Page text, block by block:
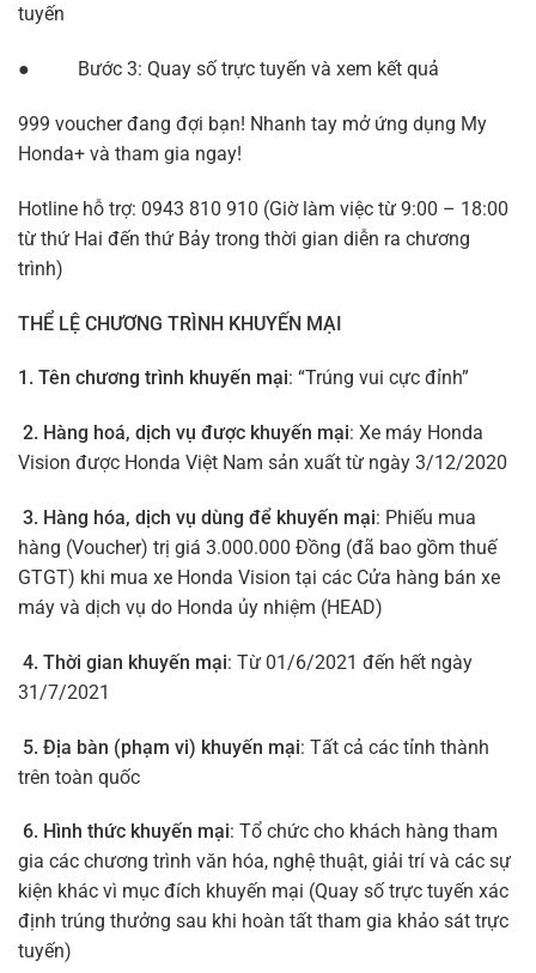
tuyến
● Bước 3: Quay số trực tuyến và xem kết quả
999 voucher đang đợi bạn! Nhanh tay mở ứng dụng My
Honda+ và tham gia ngay!
Hotline hỗ trợ: 0943 810 910 (Giờ làm việc từ 9:00 – 18:00
từ thứ Hai đến thứ Bảy trong thời gian diễn ra chương
trình)
THỂ LỆ CHƯƠNG TRÌNH KHUYẾN MẠI
1. Tên chương trình khuyến mại: “Trúng vui cực đỉnh”
2. Hàng hoá, dịch vụ được khuyến mại: Xe máy Honda
Vision được Honda Việt Nam sản xuất từ ngày 3/12/2020
3. Hàng hóa, dịch vụ dùng để khuyến mại: Phiếu mua
hàng (Voucher) trị giá 3.000.000 Đồng (đã bao gồm thuế
GTGT) khi mua xe Honda Vision tại các Cửa hàng bán xe
máy và dịch vụ do Honda ủy nhiệm (HEAD)
4. Thời gian khuyến mại: Từ 01/6/2021 đến hết ngày
31/7/2021
5. Địa bàn (phạm vi) khuyến mại: Tất cả các tỉnh thành
trên toàn quốc
6. Hình thức khuyến mại: Tổ chức cho khách hàng tham
gia các chương trình văn hóa, nghệ thuật, giải trí và các sự
kiện khác vì mục đích khuyến mại (Quay số trực tuyến xác
định trúng thưởng sau khi hoàn tất tham gia khảo sát trực
tuyến)